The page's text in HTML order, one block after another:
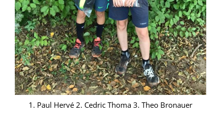
1. Paul Hervé 2. Cedric Thoma 3. Theo Bronauer